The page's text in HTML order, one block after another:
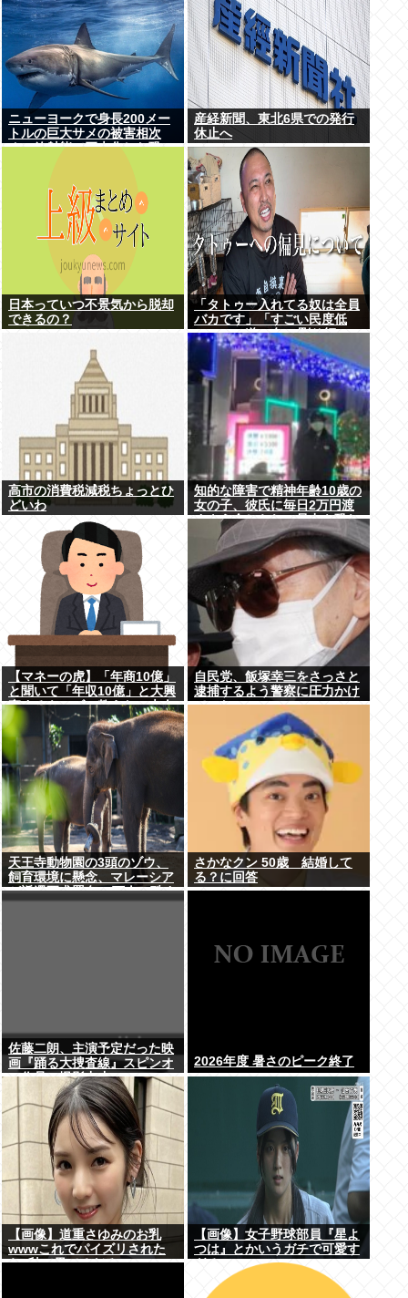
ニューヨークで身長200メー
トルの巨大サメの被害相次
ぐ、放射能で巨大化した恐
産経新聞、東北6県での発行
休止へ
日本っていつ不景気から脱却
できるの？
「タトゥー入れてる奴は全員
バカです」「すごい民度低
い」この道23年の彫り師
YouTuberの動画が話題
高市の消費税減税ちょっとひ
どいわ
知的な障害で精神年齢10歳の
女の子、彼氏に毎日2万円渡
すよう命じられ、暴力を恐れ
連日売春。客の82歳を殺害し
逮捕
【マネーの虎】「年商10億」
と聞いて「年収10億」と大興
奮するキッズに教えたい大人
のリアル
自民党、飯塚幸三をさっさと
逮捕するよう警察に圧力かけ
ていたwww
天王寺動物園の3頭のゾウ、
飼育環境に懸念、マレーシア
が返還要求署名17万人。酷す
さかなクン 50歳 結婚して
る？に回答
佐藤二朗、主演予定だった映
画『踊る大捜査線』スピンオ
フ作品の撮影中止
2026年度 暑さのピーク終了
【画像】道重さゆみのお乳
wwwこれでパイズリされた
ら3秒で果てるだろ
【画像】女子野球部員『星よ
つは』とかいうガチで可愛す
ぎるJKwww